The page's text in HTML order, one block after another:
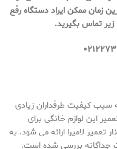
زمان ممکن ایراد دستگاه رفع
تماس بگیرید.
سبب کیفیت طرفداران زیادی
این لوازم خانگی برای
لامیرا ارائه می شود. به
جداگانه بررسی شده است.